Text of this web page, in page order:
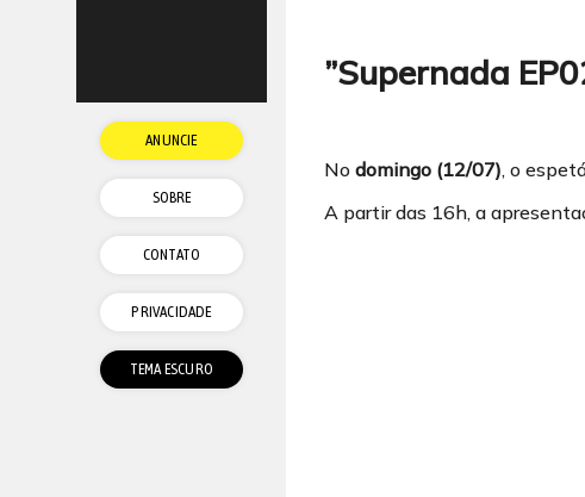
”Supernada
No domingo (12/07), o
A partir das 16h, a
ANUNCIE
SOBRE
CONTATO
PRIVACIDADE